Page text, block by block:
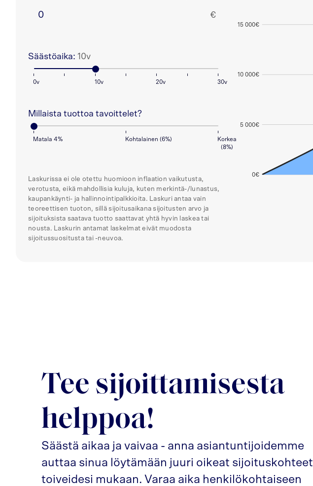
€
Säästöaika: 10v
0v 10v 20v 30v
Millaista tuottoa tavoittelet?
Matala 4% Kohtalainen (6%)
Korkea
(8%)
Laskurissa ei ole otettu huomioon inflaation vaikutusta,
verotusta, eikä mahdollisia kuluja, kuten merkintä-/lunastus,
kaupankäynti- ja hallinnointipalkkioita. Laskuri antaa vain
teoreettisen tuoton, sillä sijoitusaikana sijoitusten arvo ja
sijoituksista saatava tuotto saattavat yhtä hyvin laskea tai
nousta. Laskurin antamat laskelmat eivät muodosta
sijoitussuositusta tai -neuvoa.
0€
5 000€
10 000€
15 000€
Tee sijoittamisesta
helppoa!
Säästä aikaa ja vaivaa - anna asiantuntijoidemme
auttaa sinua löytämään juuri oikeat sijoituskohteet
toiveidesi mukaan. Varaa aika henkilökohtaiseen